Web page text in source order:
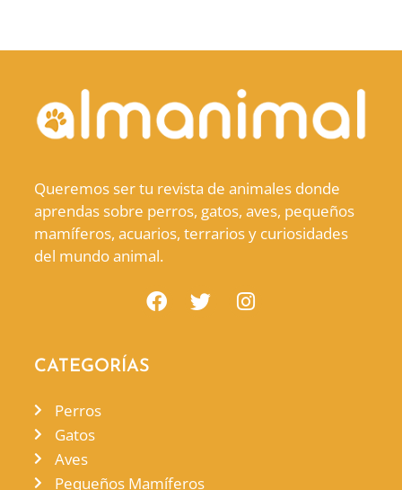
Queremos ser tu revista de animales donde
aprendas sobre perros, gatos, aves, pequeños
mamíferos, acuarios, terrarios y curiosidades
del mundo animal.
CATEGORÍAS
Perros
Gatos
Aves
Pequeños Mamíferos